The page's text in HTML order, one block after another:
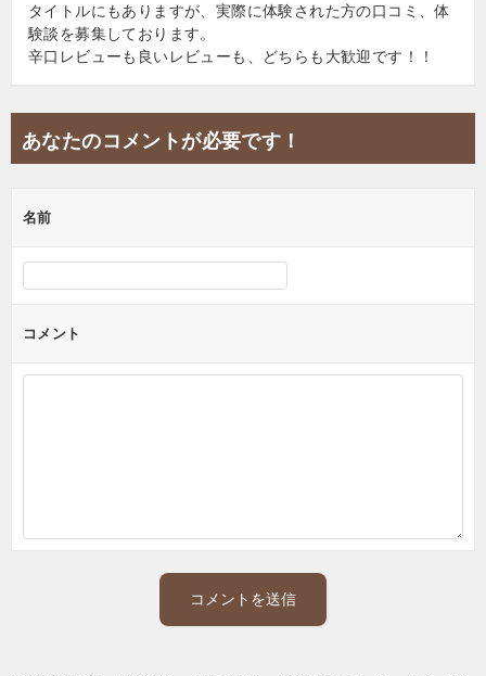
タイトルにもありますが、実際に体験された方の口コミ、体
験談を募集しております。
辛口レビューも良いレビューも、どちらも大歓迎です！！
あなたのコメントが必要です！
名前
コメント